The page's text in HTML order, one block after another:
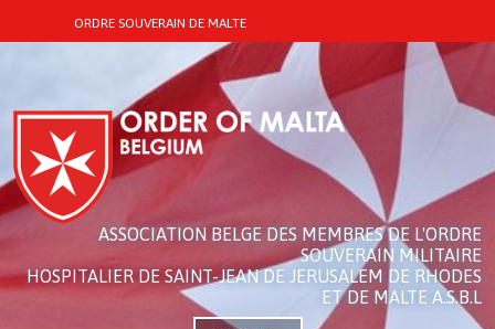
ORDRE SOUVERAIN DE MALTE
ASSOCIATION BELGE DES MEMBRES DE L'ORDRE
SOUVERAIN MILITAIRE
HOSPITALIER DE SAINT-JEAN DE JERUSALEM DE RHODES
ET DE MALTE A.S.B.L